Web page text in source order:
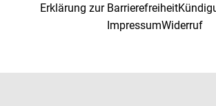
Erklärung zur Barrierefreiheit
ImpressumWiderruf